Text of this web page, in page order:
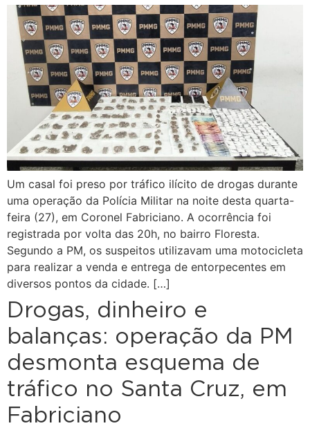
Um casal foi preso por tráfico ilícito de drogas durante
uma operação da Polícia Militar na noite desta quarta-
feira (27), em Coronel Fabriciano. A ocorrência foi
registrada por volta das 20h, no bairro Floresta.
Segundo a PM, os suspeitos utilizavam uma motocicleta
para realizar a venda e entrega de entorpecentes em
diversos pontos da cidade. […]
Drogas, dinheiro e
balanças: operação da PM
desmonta esquema de
tráfico no Santa Cruz, em
Fabriciano